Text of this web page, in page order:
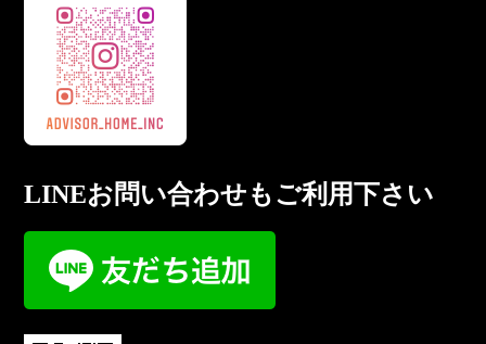
LINEお問い合わせもご利用下さい